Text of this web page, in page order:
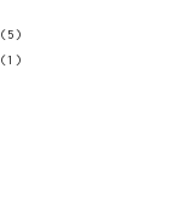
(5)
(1)